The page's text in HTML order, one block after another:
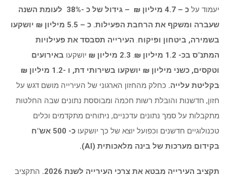
יעמוד על
כ – 4.7 מיליון ₪ – גידול של כ -38% לעומת השנה
שעברה ומשקף את הרחבת הפעילות. כ – 5.5 מיליון ₪ יושקעו
בשמירה, ביטחון ופיקוח. העירייה תסבסד את פעילויות
המתנ"ס בכ- 1.2 מיליון ₪
. 2.3 מיליון ₪ יושקעו באירועים
וטקסים,
כשני מיליון ₪ יושקעו בשירותי דת, ו -1.2 מיליון ₪
בקליטת עלייה. כחלק מהחזון הארגוני של העירייה מושם דגש על
חזון, חדשנות והובלת רשות חכמה ומבוססת נתונים שבה החלטות
מתקבלות על סמך נתונים עדכניים, ניתוחים מתקדמים וכלים
טכנולוגיים חדשנים וכפועל יוצא של כך יושקעו
כ- 500 אש"ח
בקידום מערכות של בינה מלאכותית (AI
).
תקציב העירייה מבטא את צרכי העירייה לשנת 2026.
התקציב